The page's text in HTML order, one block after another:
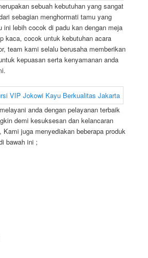
sebuah kebutuhan yang sangat
sebagian menghormati tamu yang
ini lebih cocok di padu kan dengan meja
kaca, cocok untuk kebutuhan acara
team kami selalu berusaha memberikan
kepuasan serta kenyamanan anda
anda dengan pelayanan terbaik
demi kesuksesan dan kelancaran
juga menyediakan beberapa produk
bawah ini ;